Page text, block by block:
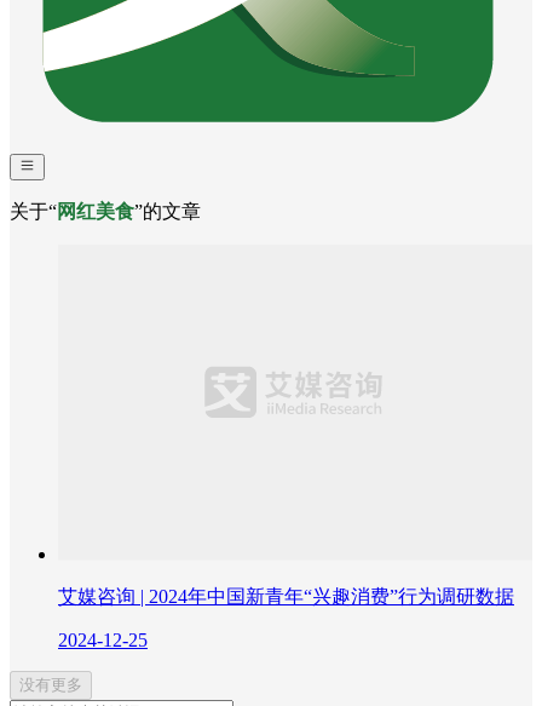
关于“网红美食”的文章
艾媒咨询 | 2024年中国新青年“兴趣消费”行为调研数据
2024-12-25
没有更多